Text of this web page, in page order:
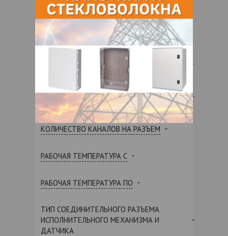
МАКСИМАЛЬНЫЙ СУММАРНЫЙ ТОК
С СВЕТОДИОДНЫМ ДИСПЛЕЕМ
ТИП ПОДКЛЮЧЕНИЯ РАЗЪЕМА С КРЫШКОЙ
КОЛИЧЕСТВО РАЗЪЕМОВ ДЛЯ ДАТЧИКОВ/
СИЛОВЫХ ПРИВОДОВ
КОЛИЧЕСТВО КАНАЛОВ НА РАЗЪЕМ
РАБОЧАЯ ТЕМПЕРАТУРА С
РАБОЧАЯ ТЕМПЕРАТУРА ПО
ТИП СОЕДИНИТЕЛЬНОГО РАЗЪЕМА
ИСПОЛНИТЕЛЬНОГО МЕХАНИЗМА И
ДАТЧИКА